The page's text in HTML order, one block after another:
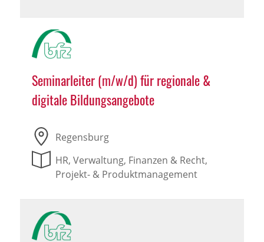
Seminarleiter (m/w/d) für regionale &
digitale Bildungsangebote
Regensburg
HR, Verwaltung, Finanzen & Recht,
Projekt- & Produktmanagement